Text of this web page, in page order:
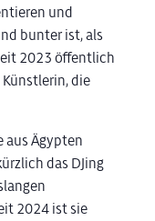
und
bunter ist, als
2023 öffentlich
die
aus Ägypten
das DJing
2024 ist sie